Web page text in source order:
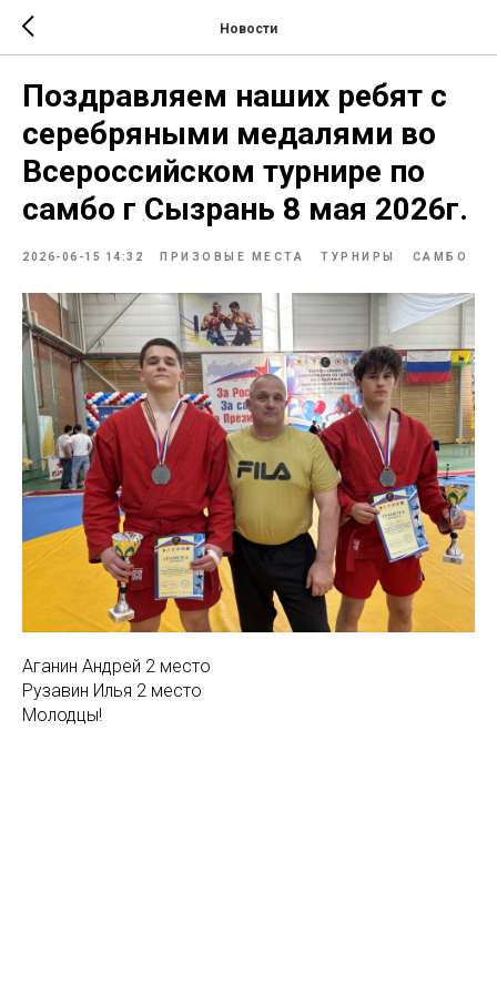
Новости
Поздравляем наших ребят с
серебряными медалями во
Всероссийском турнире по
самбо г Сызрань 8 мая 2026г.
2026-06-15 14:32 ПРИЗОВЫЕ МЕСТА ТУРНИРЫ САМБО
Аганин Андрей 2 место
Рузавин Илья 2 место
Молодцы!